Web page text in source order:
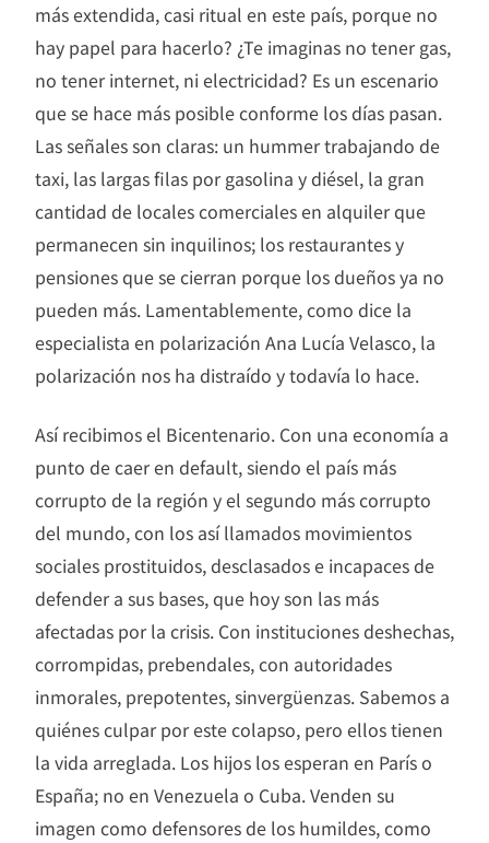
más extendida, casi ritual en este país, porque no
hay papel para hacerlo? ¿Te imaginas no tener gas,
no tener internet, ni electricidad? Es un escenario
que se hace más posible conforme los días pasan.
Las señales son claras: un hummer trabajando de
taxi, las largas filas por gasolina y diésel, la gran
cantidad de locales comerciales en alquiler que
permanecen sin inquilinos; los restaurantes y
pensiones que se cierran porque los dueños ya no
pueden más. Lamentablemente, como dice la
especialista en polarización Ana Lucía Velasco, la
polarización nos ha distraído y todavía lo hace.
Así recibimos el Bicentenario. Con una economía a
punto de caer en default, siendo el país más
corrupto de la región y el segundo más corrupto
del mundo, con los así llamados movimientos
sociales prostituidos, desclasados e incapaces de
defender a sus bases, que hoy son las más
afectadas por la crisis. Con instituciones deshechas,
corrompidas, prebendales, con autoridades
inmorales, prepotentes, sinvergüenzas. Sabemos a
quiénes culpar por este colapso, pero ellos tienen
la vida arreglada. Los hijos los esperan en París o
España; no en Venezuela o Cuba. Venden su
imagen como defensores de los humildes, como